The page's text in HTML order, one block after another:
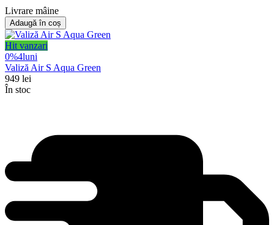
Livrare mâine
Adaugă în coș
Hit vanzari
0%4luni
Valiză Air S Aqua Green
949 lei
În stoc